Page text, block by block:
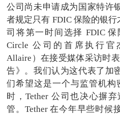
公司尚未申请成为国家特许
者规定只有 FDIC 保险的银
司将第一时间选择 FDIC 保
Circle 公司的首席执行官
Allaire）在接受媒体采访时
告》。我们认为这代表了加
们希望这是一个与监管机构
时，Tether 公司也决心摒
管。Tether 在今年早些时候